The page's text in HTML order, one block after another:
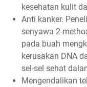
kesehatan kulit
Anti kanker.
senyawa 2-
pada buah
kerusakan DNA
sel-sel sehat
Mengendalikan